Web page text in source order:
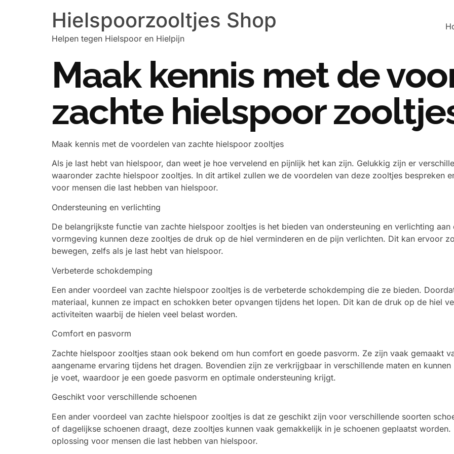
Hielspoorzooltjes Shop
Helpen tegen Hielspoor en Hielpijn
Maak kennis met de
zachte hielspoor
Maak kennis met de voordelen van zachte hielspoor zooltjes
Als je last hebt van hielspoor, dan weet je hoe vervelend en pijnlijk het kan zijn. Gelukkig zijn er
waaronder zachte hielspoor zooltjes. In dit artikel zullen we de voordelen van deze zooltjes bespreken
voor mensen die last hebben van hielspoor.
Ondersteuning en verlichting
De belangrijkste functie van zachte hielspoor zooltjes is het bieden van ondersteuning en verlichting
vormgeving kunnen deze zooltjes de druk op de hiel verminderen en de pijn verlichten. Dit kan ervoor
bewegen, zelfs als je last hebt van hielspoor.
Verbeterde schokdemping
Een ander voordeel van zachte hielspoor zooltjes is de verbeterde schokdemping die ze bieden.
materiaal, kunnen ze impact en schokken beter opvangen tijdens het lopen. Dit kan de druk op de hiel
activiteiten waarbij de hielen veel belast worden.
Comfort en pasvorm
Zachte hielspoor zooltjes staan ook bekend om hun comfort en goede pasvorm. Ze zijn vaak gemaakt
aangename ervaring tijdens het dragen. Bovendien zijn ze verkrijgbaar in verschillende maten en
je voet, waardoor je een goede pasvorm en optimale ondersteuning krijgt.
Geschikt voor verschillende schoenen
Een ander voordeel van zachte hielspoor zooltjes is dat ze geschikt zijn voor verschillende soorten
of dagelijkse schoenen draagt, deze zooltjes kunnen vaak gemakkelijk in je schoenen geplaatst
oplossing voor mensen die last hebben van hielspoor.